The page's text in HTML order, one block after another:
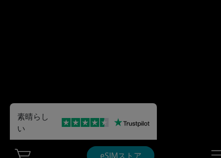
eSIMストア
素晴らし
い